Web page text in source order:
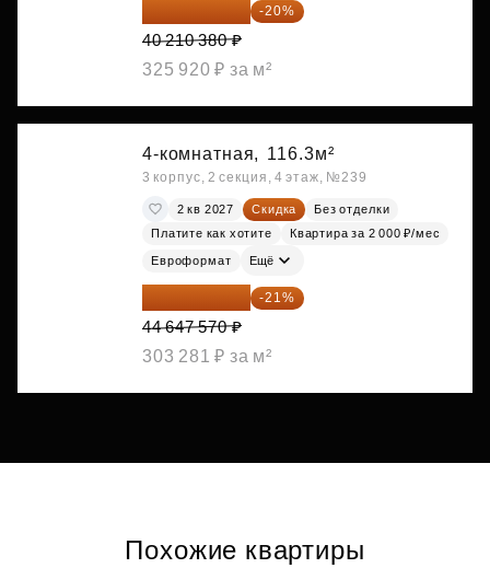
32 168 304 ₽ -20%
40 210 380 ₽
325 920 ₽ за м²
4-комнатная, 116.3м²
3 корпус, 2 секция, 4 этаж, №239
2 кв 2027 Скидка
Без отделки
Платите как хотите
Квартира за 2 000 ₽/мес
Евроформат Ещё
35 271 580 ₽ -21%
44 647 570 ₽
303 281 ₽ за м²
Похожие квартиры